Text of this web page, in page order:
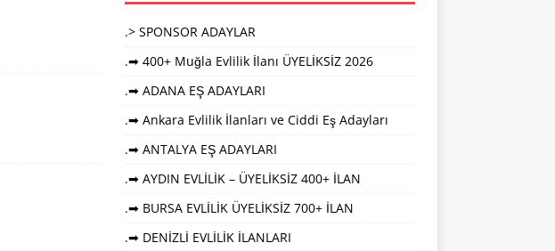
.> SPONSOR ADAYLAR
.➡ 400+ Muğla Evlilik İlanı ÜYELİKSİZ 2026
.➡ ADANA EŞ ADAYLARI
.➡ Ankara Evlilik İlanları ve Ciddi Eş Adayları
.➡ ANTALYA EŞ ADAYLARI
.➡ AYDIN EVLİLİK – ÜYELİKSİZ 400+ İLAN
.➡ BURSA EVLİLİK ÜYELİKSİZ 700+ İLAN
.➡ DENİZLİ EVLİLİK İLANLARI